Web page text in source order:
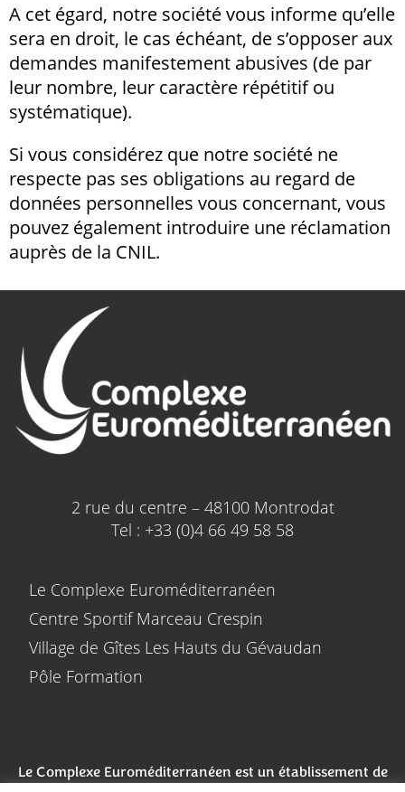
A cet égard, notre société vous informe qu’elle
sera en droit, le cas échéant, de s’opposer aux
demandes manifestement abusives (de par
leur nombre, leur caractère répétitif ou
systématique).
Si vous considérez que notre société ne
respecte pas ses obligations au regard de
données personnelles vous concernant, vous
pouvez également introduire une réclamation
auprès de la CNIL.
2 rue du centre – 48100 Montrodat
Tel : +33 (0)4 66 49 58 58
Le Complexe Euroméditerranéen
Centre Sportif Marceau Crespin
Village de Gîtes Les Hauts du Gévaudan
Pôle Formation
Le Complexe Euroméditerranéen est un établissement de